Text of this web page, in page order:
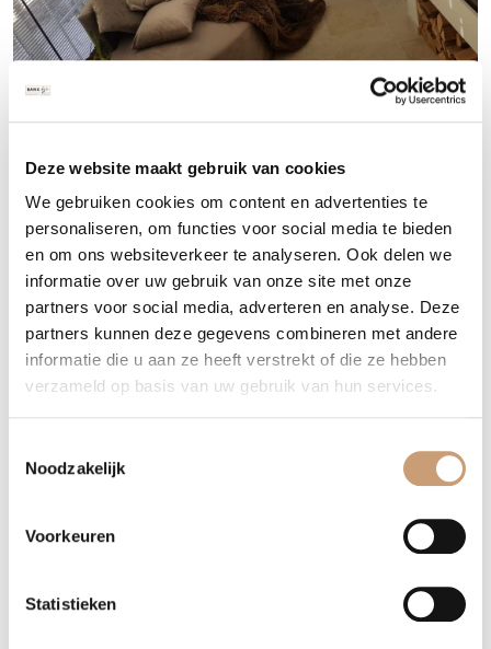
Deze website maakt gebruik van cookies
We gebruiken cookies om content en advertenties te
personaliseren, om functies voor social media te bieden
en om ons websiteverkeer te analyseren. Ook delen we
informatie over uw gebruik van onze site met onze
partners voor social media, adverteren en analyse. Deze
partners kunnen deze gegevens combineren met andere
informatie die u aan ze heeft verstrekt of die ze hebben
verzameld op basis van uw gebruik van hun services.
Noodzakelijk
Voorkeuren
Statistieken